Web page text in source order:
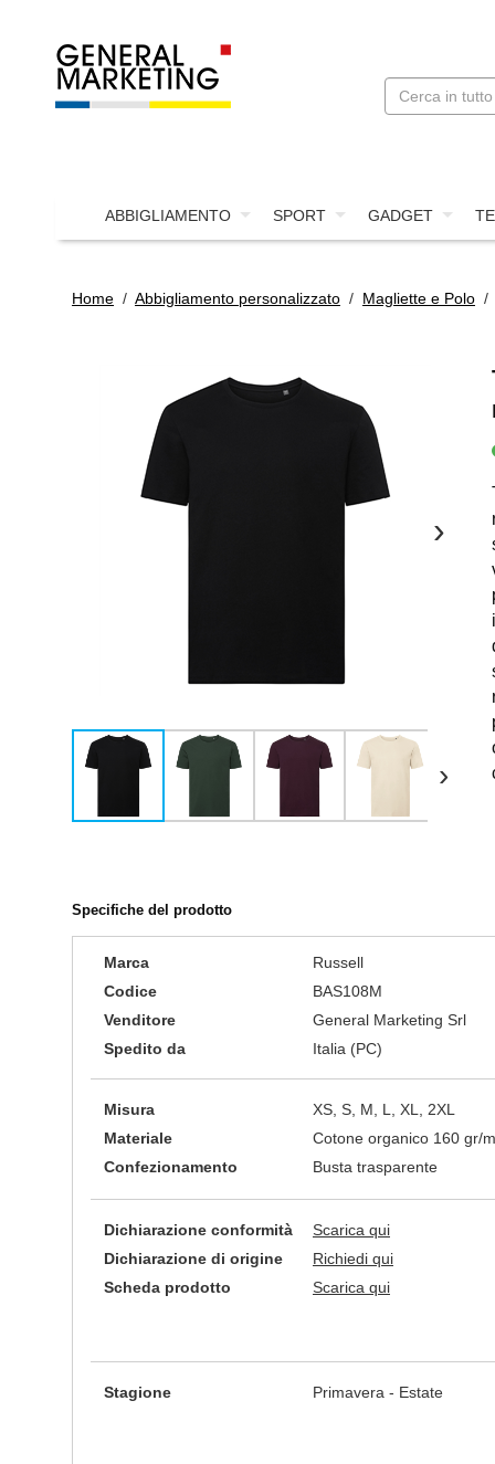
ABBIGLIAMENTO SPORT GADGET
Home / Abbigliamento personalizzato / Magliette e Polo
›
›
Specifiche del prodotto
Marca
Russell
Codice
BAS108M
Venditore
General Marketing Srl
Spedito da
Italia (PC)
Misura
XS, S, M, L, XL, 2XL
Materiale
Cotone organico 160 gr/
Confezionamento
Busta trasparente
Dichiarazione conformità
Scarica qui
Dichiarazione di origine
Richiedi qui
Scheda prodotto
Scarica qui
Stagione Primavera - Estate